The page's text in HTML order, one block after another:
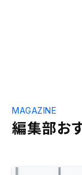
編集部お
MAGAZINE